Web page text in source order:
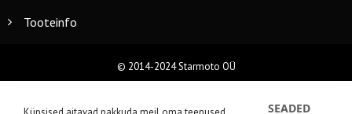
Tooteinfo
© 2014-2024 Starmoto OÜ
SEADED